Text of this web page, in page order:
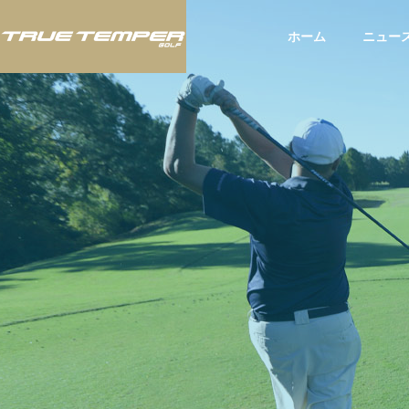
ホーム ニュー
BLOG
スタッフブログ
：
ツアー
JLPGAツアー「富士フィルム・
スタジオアリス女子オープン」
にてTRUE TEMPERシャフト使
用のウー・チャイエン選手が今
アメリ
された
て
選手が